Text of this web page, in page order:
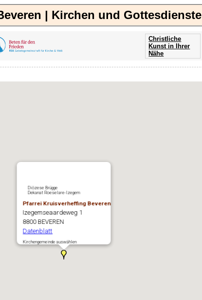
| Kirchen und Gottesdienste
Christliche
Kunst in Ihrer
Nähe
Diözese Brügge
Dekanat Roeselare-Izegem
Pfarrei Kruisverheffing Beveren
Izegemseaardeweg 1
8800 BEVEREN
Datenblatt
Kirchengemeinde auswählen